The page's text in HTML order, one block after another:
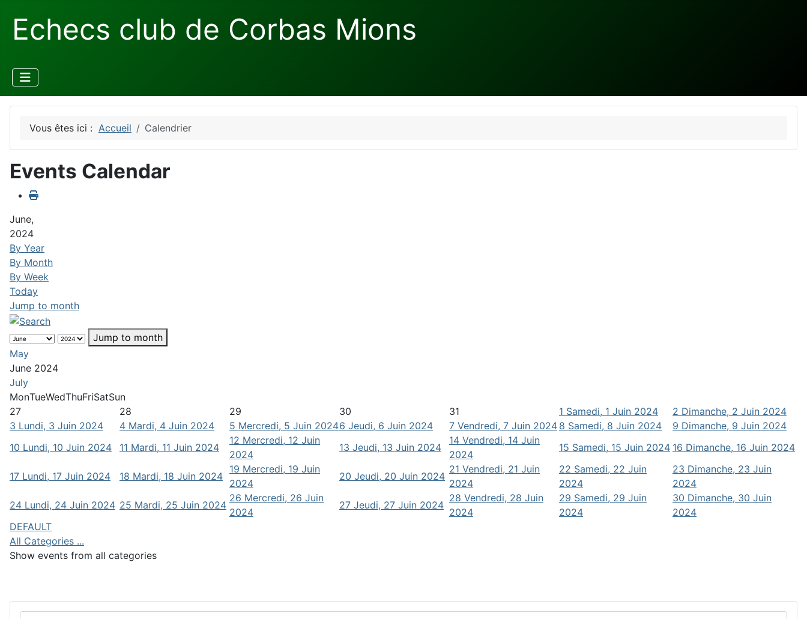
Echecs club de Corbas Mions
Vous êtes ici : Accueil Calendrier
Events Calendar
June,
2024
By Year
By Month
By Week
Today
Jump to month
Jump to month
May
June 2024
July
MonTueWedThuFriSatSun
27
28 29 30 31 1 Samedi, 1 Juin 2024 2 Dimanche, 2 Juin 2024
3 Lundi, 3 Juin 2024 4 Mardi, 4 Juin 2024 5 Mercredi, 5 Juin 20246 Jeudi, 6 Juin 2024 7 Vendredi, 7 Juin 2024 8 Samedi, 8 Juin 2024 9 Dimanche, 9 Juin 2024
10 Lundi, 10 Juin 2024 11 Mardi, 11 Juin 2024
12 Mercredi, 12 Juin
2024
13 Jeudi, 13 Juin 2024
14 Vendredi, 14 Juin
2024
15 Samedi, 15 Juin 2024 16 Dimanche, 16 Juin 2024
17 Lundi, 17 Juin 2024 18 Mardi, 18 Juin 2024
19 Mercredi, 19 Juin
2024
20 Jeudi, 20 Juin 2024
21 Vendredi, 21 Juin
2024
22 Samedi, 22 Juin
2024
23 Dimanche, 23 Juin
2024
24 Lundi, 24 Juin 2024 25 Mardi, 25 Juin 2024
26 Mercredi, 26 Juin
2024
27 Jeudi, 27 Juin 2024
28 Vendredi, 28 Juin
2024
29 Samedi, 29 Juin
2024
30 Dimanche, 30 Juin
2024
DEFAULT
All Categories ...
Show events from all categories